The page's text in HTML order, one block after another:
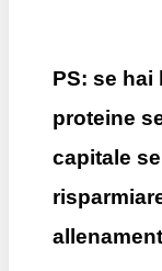
PS: se hai
proteine
capitale